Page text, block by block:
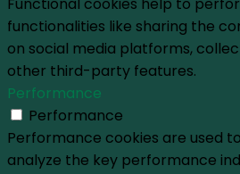
functionalities like sharing the
on social media platforms,
other third-party features.
Performance
Performance
Performance cookies are used
analyze the key performance